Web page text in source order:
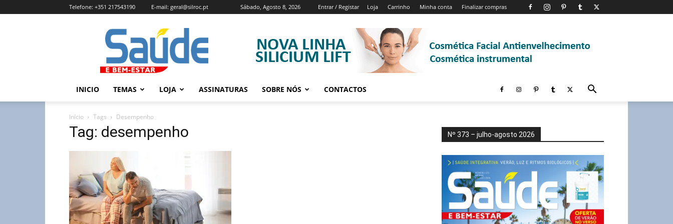
Sábado, Agosto 8, 2026 Entrar / Registar Loja Carrinho Minha conta Finalizar compras
Telefone: +351 217543190 E-mail: geral@silroc.pt
Revista
Saúde
e
Bem
Estar
Edição
INICIO TEMAS LOJA ASSINATURAS SOBRE NÓS CONTACTOS
Início Tags Desempenho
Tag: desempenho Nº 373 – julho-agosto 2026